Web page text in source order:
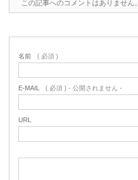
この記事へのコメントはありません。
名前 ( 必須 )
E-MAIL ( 必須 ) - 公開されません -
URL